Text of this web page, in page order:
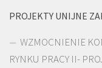
PROJEKTY UNIJNE
WZMOCNIENIE
RYNKU PRACY II-